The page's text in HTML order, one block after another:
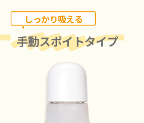
しっかり吸える
手動スポイトタイプ